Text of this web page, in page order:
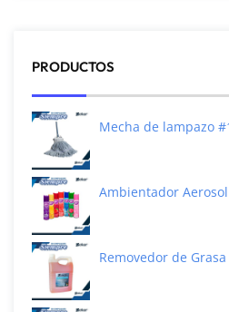
PRODUCTOS
Mecha de lampazo
Ambientador
Removedor de Grasa